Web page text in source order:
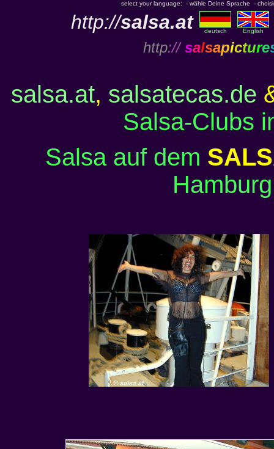
select your language: - wähle Deine Sprache -
http://salsa.at deutsch English
http:// salsapicture
salsa.at, salsatecas.de
Salsa-Clubs
Salsa auf dem